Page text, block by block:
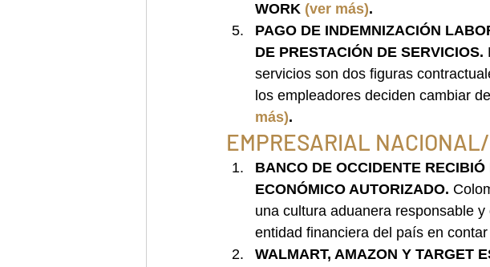
WORK (ver más).
PAGO DE INDEMNIZACIÓN
DE PRESTACIÓN DE SERVICIOS.
servicios son dos figuras
los empleadores deciden cambiar
más).
EMPRESARIAL
BANCO DE OCCIDENTE
ECONÓMICO AUTORIZADO.
una cultura aduanera responsable
entidad financiera del país en
WALMART, AMAZON Y TARGET